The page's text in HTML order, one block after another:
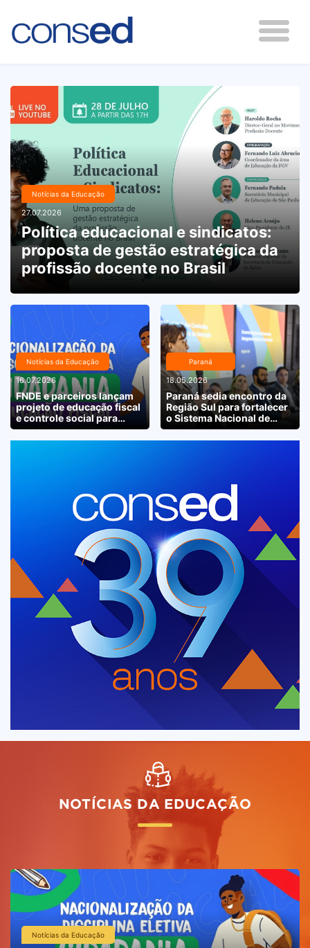
Notícias da Educação
27.07.2026
Política educacional e sindicatos:
proposta de gestão estratégica da
profissão docente no Brasil
Notícias da Educação
16.07.2026
FNDE e parceiros lançam
projeto de educação fiscal
e controle social para
escolas de todo o país
Paraná
18.05.2026
Paraná sedia encontro da
Região Sul para fortalecer
o Sistema Nacional de
Educação
NOTÍCIAS DA EDUCAÇÃO
Notícias da Educação